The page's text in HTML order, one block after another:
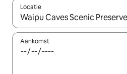
Locatie
Wanneer er suggesties
Aankomst